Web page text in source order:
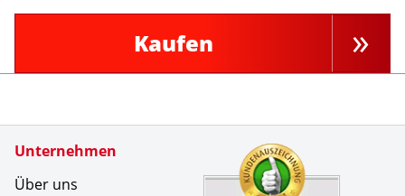
Kaufen
Unternehmen
Über uns
Zertifikate